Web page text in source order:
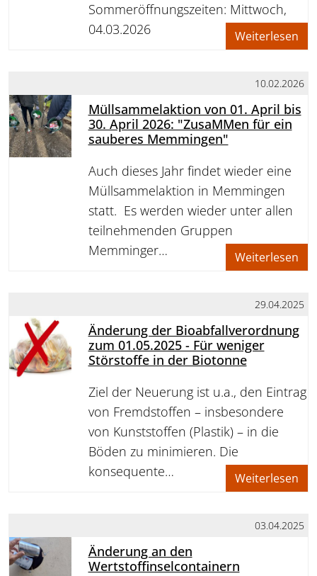
Sommeröffnungszeiten: Mittwoch,
04.03.2026
Weiterlesen
10.02.2026
Müllsammelaktion von 01. April bis
30. April 2026: "ZusaMMen für ein
sauberes Memmingen"
Auch dieses Jahr findet wieder eine
Müllsammelaktion in Memmingen
statt. Es werden wieder unter allen
teilnehmenden Gruppen
Memminger…
Weiterlesen
29.04.2025
Änderung der Bioabfallverordnung
zum 01.05.2025 - Für weniger
Störstoffe in der Biotonne
Ziel der Neuerung ist u.a., den Eintrag
von Fremdstoffen – insbesondere
von Kunststoffen (Plastik) – in die
Böden zu minimieren. Die
konsequente…
Weiterlesen
03.04.2025
Änderung an den
Wertstoffinselcontainern